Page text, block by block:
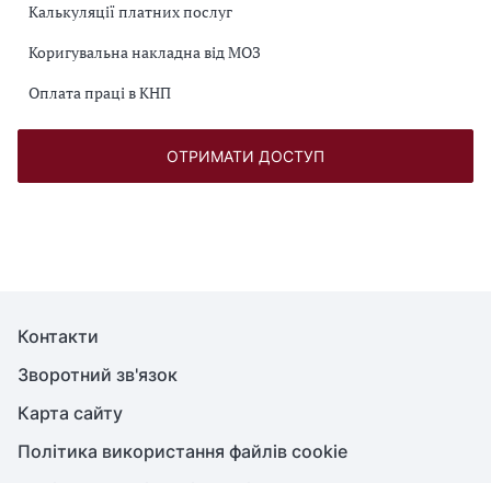
Калькуляції платних послуг
Коригувальна накладна від МОЗ
Оплата праці в КНП
ОТРИМАТИ ДОСТУП
Контакти
Зворотний зв'язок
Карта сайту
Політика використання файлів cookie